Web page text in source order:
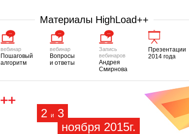
Материалы HighLoad++
вебинар
Пошаговый
алгоритм
вебинар
Вопросы
и ответы
Запись
вебинаров
Андрея
Смирнова
Презентации
2014 года
2 и
3
ноября 2015г.